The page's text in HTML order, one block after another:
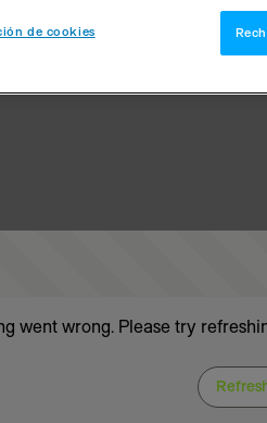
went wrong. Please try
de cookies